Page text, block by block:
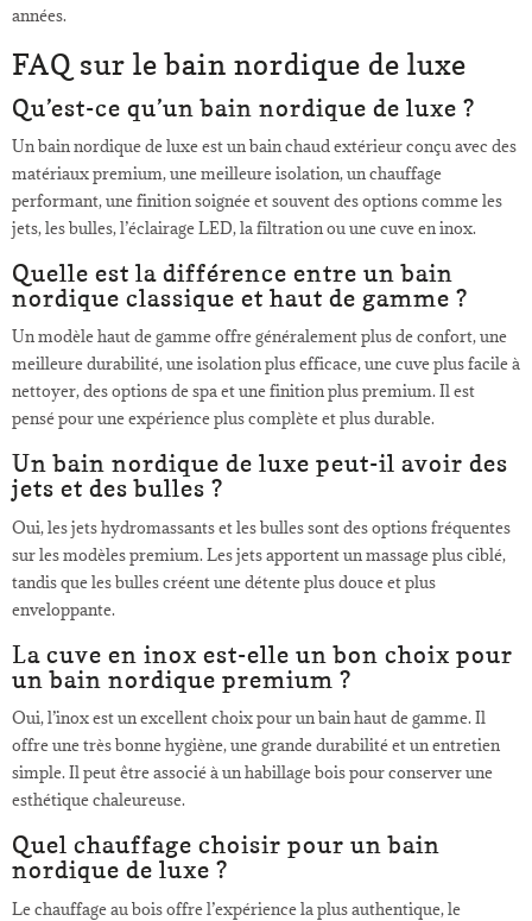
années.
FAQ sur le bain nordique de luxe
Qu’est-ce qu’un bain nordique de luxe ?
Un bain nordique de luxe est un bain chaud extérieur conçu avec des
matériaux premium, une meilleure isolation, un chauffage
performant, une finition soignée et souvent des options comme les
jets, les bulles, l’éclairage LED, la filtration ou une cuve en inox.
Quelle est la différence entre un bain
nordique classique et haut de gamme ?
Un modèle haut de gamme offre généralement plus de confort, une
meilleure durabilité, une isolation plus efficace, une cuve plus facile à
nettoyer, des options de spa et une finition plus premium. Il est
pensé pour une expérience plus complète et plus durable.
Un bain nordique de luxe peut-il avoir des
jets et des bulles ?
Oui, les jets hydromassants et les bulles sont des options fréquentes
sur les modèles premium. Les jets apportent un massage plus ciblé,
tandis que les bulles créent une détente plus douce et plus
enveloppante.
La cuve en inox est-elle un bon choix pour
un bain nordique premium ?
Oui, l’inox est un excellent choix pour un bain haut de gamme. Il
offre une très bonne hygiène, une grande durabilité et un entretien
simple. Il peut être associé à un habillage bois pour conserver une
esthétique chaleureuse.
Quel chauffage choisir pour un bain
nordique de luxe ?
Le chauffage au bois offre l’expérience la plus authentique, le